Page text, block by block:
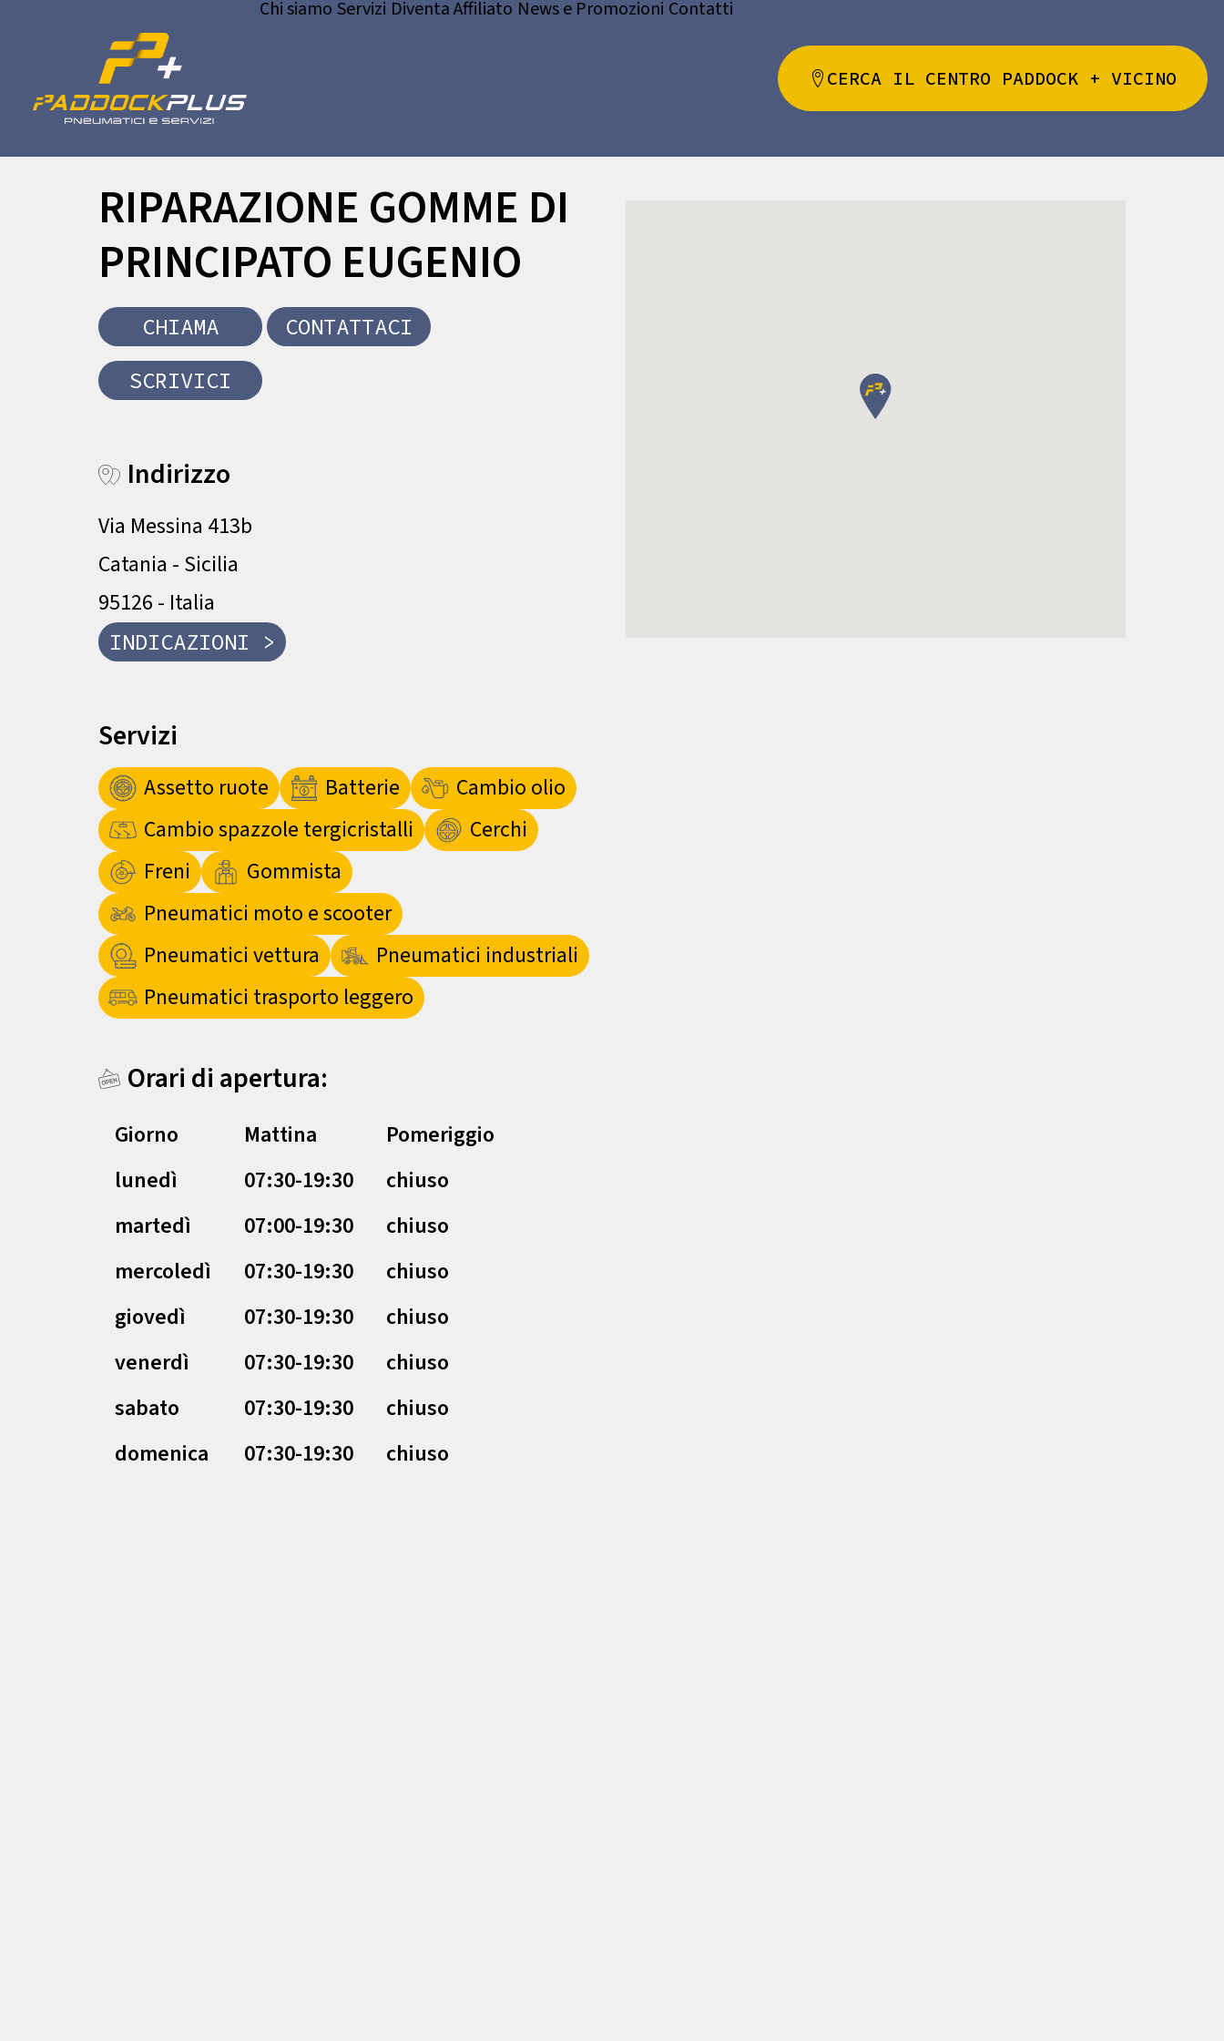
Chi siamo Servizi Diventa Affiliato News e Promozioni Contatti
CERCA IL CENTRO PADDOCK + VICINO
RIPARAZIONE GOMME DI
PRINCIPATO EUGENIO
CHIAMA
CONTATTACI
SCRIVICI
Indirizzo
Via Messina 413b
Catania - Sicilia
95126 - Italia
INDICAZIONI >
Servizi
Assetto ruote Batterie
Cambio olio
Cambio spazzole tergicristalli
Cerchi
Freni
Gommista
Pneumatici moto e scooter
Pneumatici vettura
Pneumatici industriali
Pneumatici trasporto leggero
Orari di apertura:
Giorno Mattina
Pomeriggio
lunedì
07:30-19:30
chiuso
martedì
07:00-19:30
chiuso
mercoledì
07:30-19:30
chiuso
giovedì
07:30-19:30
chiuso
venerdì
07:30-19:30
chiuso
sabato
07:30-19:30
chiuso
domenica
07:30-19:30 chiuso